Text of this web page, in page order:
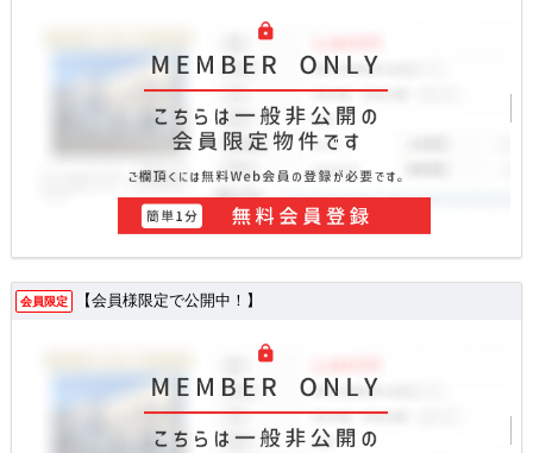
会員限定 【会員様限定で公開中！】